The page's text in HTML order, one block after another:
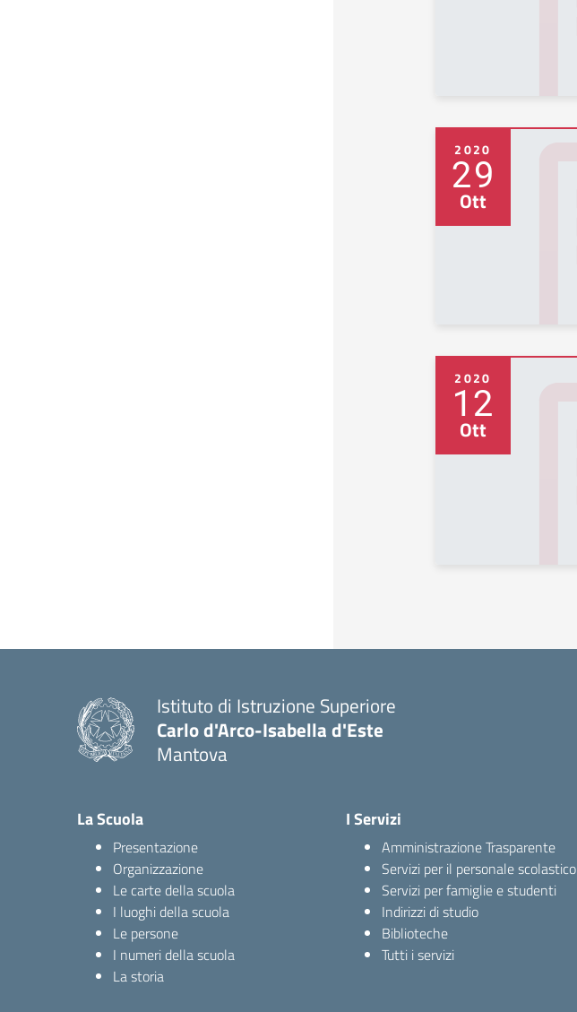
2020
29
Ott
2020
12
Ott
Istituto di Istruzione Superiore
Carlo d'Arco-Isabella d'Este
Mantova
La Scuola
Presentazione
Organizzazione
Le carte della scuola
I luoghi della scuola
Le persone
I numeri della scuola
La storia
I Servizi
Amministrazione Trasparente
Servizi per il personale scolastico
Servizi per famiglie e studenti
Indirizzi di studio
Biblioteche
Tutti i servizi